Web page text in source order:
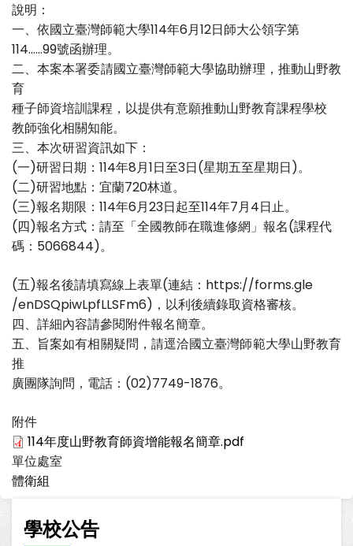
說明：
一、依國立臺灣師範大學114年6月12日師大公領字第
114......99號函辦理。
二、本案本署委請國立臺灣師範大學協助辦理，推動山野教
育
種子師資培訓課程，以提供有意願推動山野教育課程學校
教師強化相關知能。
三、本次研習資訊如下：
(一)研習日期：114年8月1日至3日(星期五至星期日)。
(二)研習地點：宜蘭720林道。
(三)報名期限：114年6月23日起至114年7月4日止。
(四)報名方式：請至「全國教師在職進修網」報名(課程代
碼：5066844)。
(五)報名後請填寫線上表單(連結：https://forms.gle
/enDSQpiwLpfLLSFm6)，以利後續錄取資格審核。
四、詳細內容請參閱附件報名簡章。
五、旨案如有相關疑問，請逕洽國立臺灣師範大學山野教育
推
廣團隊詢問，電話：(02)7749-1876。
附件
114年度山野教育師資增能報名簡章.pdf
單位處室
體衛組
學校公告